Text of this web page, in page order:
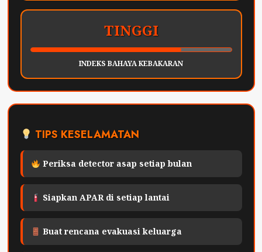
TINGGI
INDEKS BAHAYA KEBAKARAN
TIPS KESELAMATAN
Periksa detector asap setiap bulan
Siapkan APAR di setiap lantai
Buat rencana evakuasi keluarga